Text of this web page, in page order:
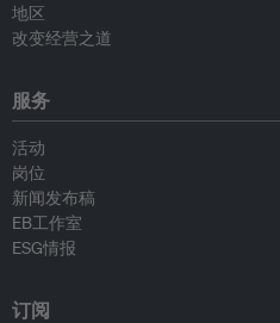
地区
改变经营之道
服务
活动
岗位
新闻发布稿
EB工作室
ESG情报
订阅